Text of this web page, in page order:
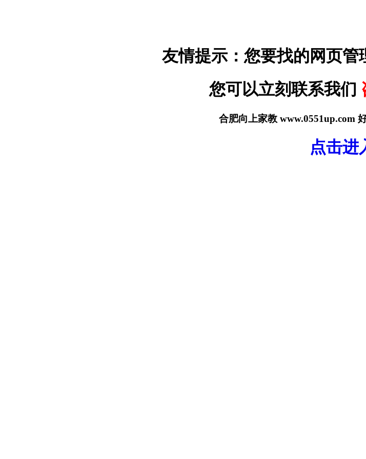
友情提示：您要找的网页管
您可以立刻联系我们
合肥向上家教 www.0551up.com
点击进